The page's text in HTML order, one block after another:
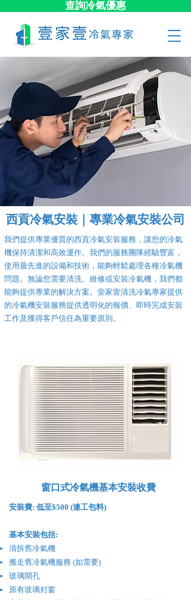
查詢冷氣優惠
西貢冷氣安裝｜專業冷氣安裝公司
我們提供專業優質的西貢冷氣安裝服務，讓您的冷氣
機保持清潔和高效運作。我們的服務團隊經驗豐富，
使用最先進的設備和技術，能夠輕鬆處理各種冷氣機
問題。無論您需要清洗、維修或安裝冷氣機，我們都
能夠提供專業的解決方案。壹家壹清洗冷氣專家提供
的冷氣機安裝服務提供透明化的報價、即時完成安裝
工作及獲得客戶信任為重要原則。
窗口式冷氣機基本安裝收費
安裝費: 低至$500 (連工包料)
基本安裝包括:
清拆舊冷氣機
搬走舊冷氣機服務 (如需要)
玻璃開孔
原有玻璃封窗